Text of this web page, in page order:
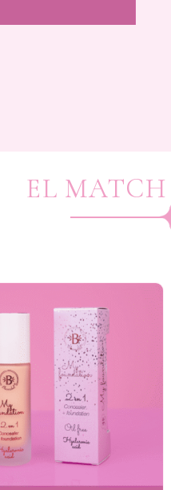
EL MATCH